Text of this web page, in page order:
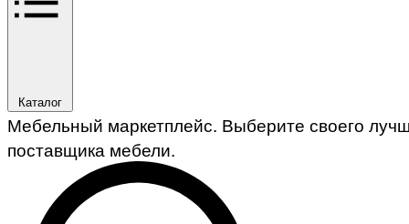
Каталог
Мебельный маркетплейс. Выберите своего
поставщика мебели.